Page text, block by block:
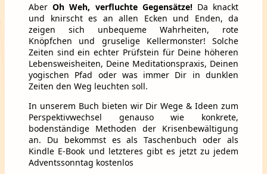
AberOh Weh, verfluchte Gegensätze!Da knackt
und knirscht es an allen Ecken und Enden, da
zeigen sich unbequeme Wahrheiten, rote
Knöpfchen und gruselige Kellermonster! Solche
Zeiten sind ein echter Prüfstein für Deine höheren
Lebensweisheiten, Deine Meditationspraxis, Deinen
yogischen Pfad oder was immer Dir in dunklen
Zeiten den Weg leuchten soll.
In unserem Buch bieten wir Dir Wege & Ideen zum
Perspektivwechsel genauso wie konkrete,
bodenständige Methoden der Krisenbewältigung
an. Du bekommst es als Taschenbuch oder als
Kindle E-Book und letzteres gibt es jetzt zu jedem
Adventssonntag kostenlos